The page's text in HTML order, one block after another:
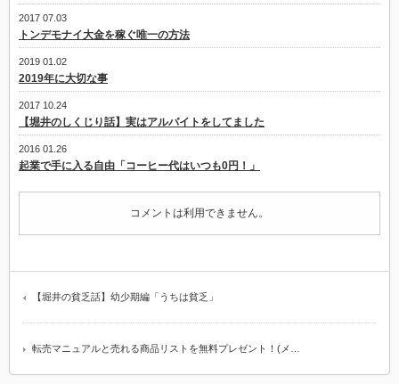
ク
ロ
2017 07.03
トンデモナイ大金を稼ぐ唯一の方法
2019 01.02
2019年に大切な事
2017 10.24
【堀井のしくじり話】実はアルバイトをしてました
2016 01.26
起業で手に入る自由「コーヒー代はいつも0円！」
コメントは利用できません。
【堀井の貧乏話】幼少期編「うちは貧乏」
転売マニュアルと売れる商品リストを無料プレゼント！(メ…